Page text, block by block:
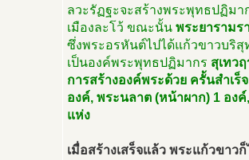
ลวะรัฏฐะจะสร้างพระพุทธปฏิมา
เมืองละโว้ ขณะนั้น พระยารามร
ซึ่งพระอรหันต์ไปได้แก้วขาวบริ
เป็นองค์พระพุทธปฏิมากร สุเทว
การสร้างองค์พระด้วย ครั้นสำเ
องค์, พระนลาต (หน้าผาก) 1 อง
แห่ง
เมื่อสร้างเสร็จแล้ว พระแก้วขาว